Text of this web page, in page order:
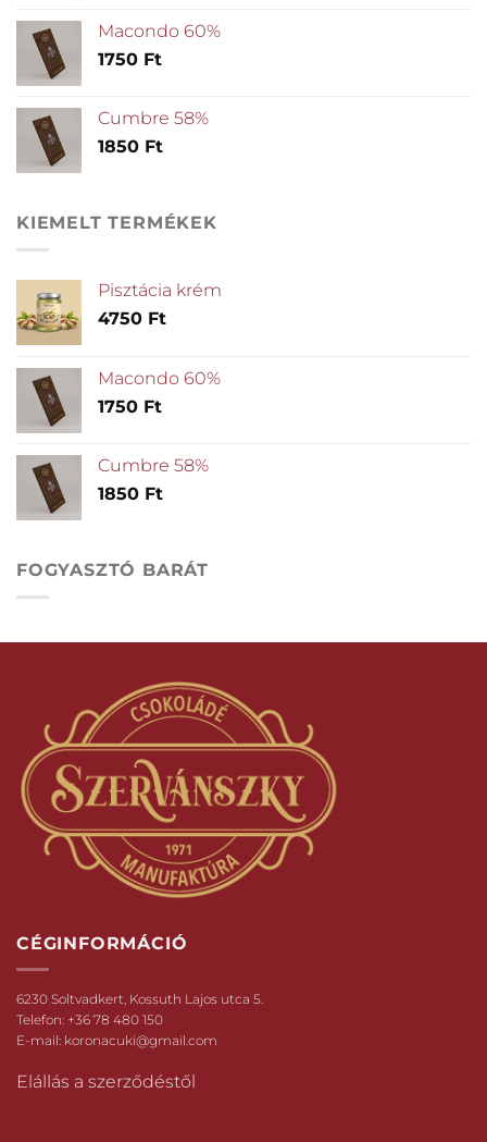
Macondo 60%
1750 Ft
Cumbre 58%
1850 Ft
KIEMELT TERMÉKEK
Pisztácia krém
4750 Ft
Macondo 60%
1750 Ft
Cumbre 58%
1850 Ft
FOGYASZTÓ BARÁT
CÉGINFORMÁCIÓ
6230 Soltvadkert, Kossuth Lajos utca 5.
Telefon: +36 78 480 150
E-mail: koronacuki@gmail.com
Elállás a szerződéstől